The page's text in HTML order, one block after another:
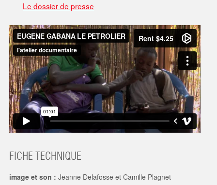
Le dossier de presse
FICHE TECHNIQUE
image et son : Jeanne Delafosse et Camille Plagnet